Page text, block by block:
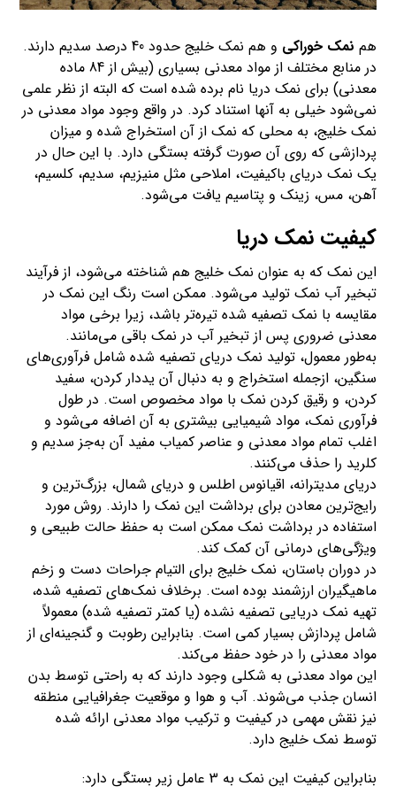
هم نمک خوراکی
و هم نمک خلیج حدود 40 درصد سدیم دارند.
در منابع مختلف از مواد معدنی بسیاری (بیش از 84 ماده
معدنی) برای نمک دریا نام برده شده است که البته از نظر علمی
نمی‌شود خیلی به آنها استناد کرد. در واقع وجود مواد معدنی در
نمک خلیج، به محلی که نمک از آن استخراج شده و میزان
پردازشی که روی آن صورت گرفته بستگی دارد. با این‌ حال در
یک نمک دریای باکیفیت، املاحی مثل منیزیم، سدیم، کلسیم،
آهن، مس، زینک و پتاسیم یافت می‌شود.
کیفیت نمک دریا
این نمک که به عنوان نمک خلیج هم شناخته می‌شود، از فرآیند
تبخیر آب نمک تولید می‌شود. ممکن است رنگ این نمک در
مقایسه با نمک تصفیه ‌شده تیره‌تر باشد، زیرا برخی مواد
معدنی ضروری پس از تبخیر آب در نمک باقی می‌مانند.
به‌طور معمول، تولید نمک دریای تصفیه ‌شده شامل فرآوری‌های
سنگین، ازجمله استخراج و به دنبال آن یددار کردن، سفید
کردن، و رقیق ‌کردن نمک با مواد مخصوص است. در طول
فرآوری نمک، مواد شیمیایی بیشتری به آن اضافه می‌شود و
اغلب تمام مواد معدنی و عناصر کمیاب مفید آن به‌جز سدیم و
کلرید را حذف می‌کنند.
دریای مدیترانه، اقیانوس اطلس و دریای شمال، بزرگ‌ترین و
رایج‌ترین معادن برای برداشت این نمک را دارند. روش مورد
استفاده در برداشت نمک ممکن است به حفظ حالت طبیعی و
ویژگی‌های درمانی آن کمک کند.
در دوران باستان، نمک خلیج برای التیام جراحات دست و زخم
ماهیگیران ارزشمند بوده است. برخلاف نمک‌های تصفیه ‌شده،
تهیه نمک دریایی تصفیه ‌نشده (یا کمتر تصفیه‌ شده) معمولاً
شامل پردازش بسیار کمی است. بنابراین رطوبت و گنجینه‌ای از
مواد معدنی را در خود حفظ می‌کند.
این مواد معدنی به شکلی وجود دارند که به راحتی توسط بدن
انسان جذب می‌شوند. آب و هوا و موقعیت جغرافیایی منطقه
نیز نقش مهمی در کیفیت و ترکیب مواد معدنی ارائه شده
توسط نمک خلیج دارد.
بنابراین کیفیت این نمک به 3 عامل زیر بستگی دارد: